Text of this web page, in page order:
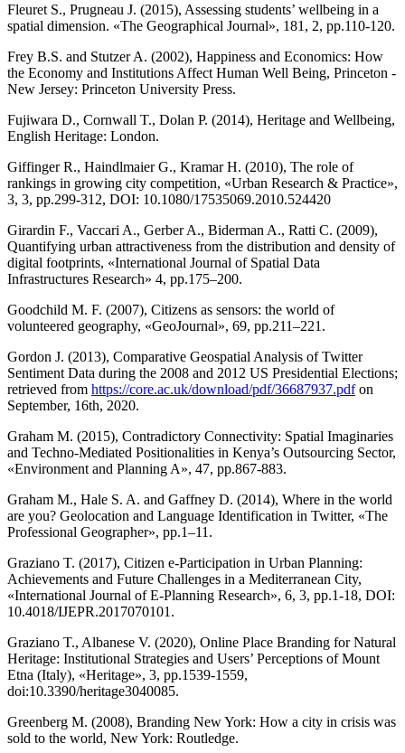
Fleuret S., Prugneau J. (2015), Assessing students’ wellbeing in a
spatial dimension. «The Geographical Journal», 181, 2, pp.110-120.
Frey B.S. and Stutzer A. (2002), Happiness and Economics: How
the Economy and Institutions Affect Human Well Being, Princeton -
New Jersey: Princeton University Press.
Fujiwara D., Cornwall T., Dolan P. (2014), Heritage and Wellbeing,
English Heritage: London.
Giffinger R., Haindlmaier G., Kramar H. (2010), The role of
rankings in growing city competition, «Urban Research & Practice»,
3, 3, pp.299-312, DOI: 10.1080/17535069.2010.524420
Girardin F., Vaccari A., Gerber A., Biderman A., Ratti C. (2009),
Quantifying urban attractiveness from the distribution and density of
digital footprints, «International Journal of Spatial Data
Infrastructures Research» 4, pp.175–200.
Goodchild M. F. (2007), Citizens as sensors: the world of
volunteered geography, «GeoJournal», 69, pp.211–221.
Gordon J. (2013), Comparative Geospatial Analysis of Twitter
Sentiment Data during the 2008 and 2012 US Presidential Elections;
retrieved from https://core.ac.uk/download/pdf/36687937.pdfon
September, 16th, 2020.
Graham M. (2015), Contradictory Connectivity: Spatial Imaginaries
and Techno-Mediated Positionalities in Kenya’s Outsourcing Sector,
«Environment and Planning A», 47, pp.867-883.
Graham M., Hale S. A. and Gaffney D. (2014), Where in the world
are you? Geolocation and Language Identification in Twitter, «The
Professional Geographer», pp.1–11.
Graziano T. (2017), Citizen e-Participation in Urban Planning:
Achievements and Future Challenges in a Mediterranean City,
«International Journal of E-Planning Research», 6, 3, pp.1-18, DOI:
10.4018/IJEPR.2017070101.
Graziano T., Albanese V. (2020), Online Place Branding for Natural
Heritage: Institutional Strategies and Users’ Perceptions of Mount
Etna (Italy), «Heritage», 3, pp.1539-1559,
doi:10.3390/heritage3040085.
Greenberg M. (2008), Branding New York: How a city in crisis was
sold to the world, New York: Routledge.